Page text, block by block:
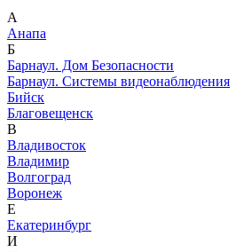
А
Анапа
Б
Барнаул. Дом Безопасности
Барнаул. Системы видеонаблюдения
Бийск
Благовещенск
В
Владивосток
Владимир
Волгоград
Воронеж
Е
Екатеринбург
И